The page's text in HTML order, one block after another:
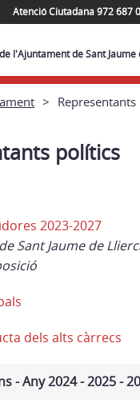
Atenció Ciutadana 972 687
l'Ajuntament de Sant Jaume
polítics
2023-2027
Sant Jaume de
dels alts càrrecs
- Any 2024 - 2025 -